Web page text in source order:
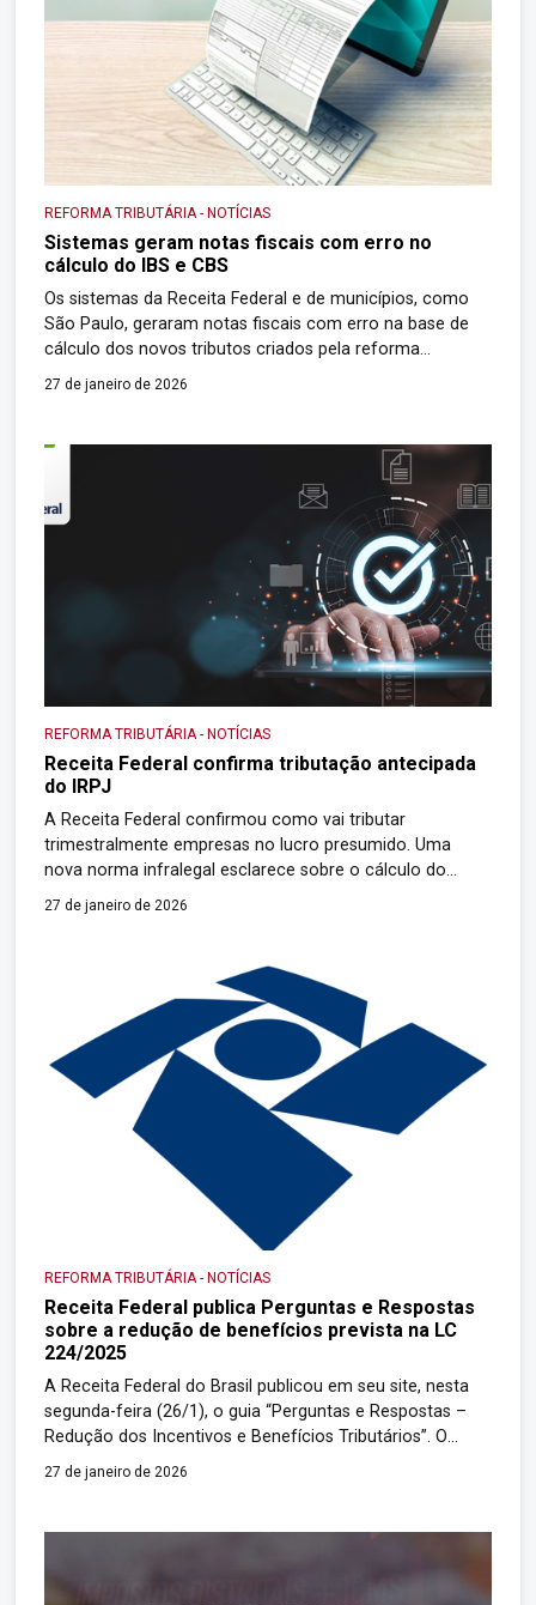
REFORMA TRIBUTÁRIA -NOTÍCIAS
Sistemas geram notas fiscais com erro no
cálculo do IBS e CBS
Os sistemas da Receita Federal e de municípios, como
São Paulo, geraram notas fiscais com erro na base de
cálculo dos novos tributos criados pela reforma
tributária, o Imposto e a Contribuição sobre Bens e
Serviços (IBS e CBS, respectivamente). O problema foi
primeiros dias de janeiro e […]
27 de janeiro de 2026
REFORMA TRIBUTÁRIA-NOTÍCIAS
Receita Federal confirma tributação antecipada
do IRPJ
A Receita Federal confirmou como vai tributar
trimestralmente empresas no lucro presumido. Uma
nova norma infralegal esclarece sobre o cálculo do
adicional de 10% na apuração do IRPJ e da CSLL,
instituído pela Lei Complementar (LC) nº 224, de 2025, a
Na prática, dizem advogados, haverá uma […]
27 de janeiro de 2026
REFORMA TRIBUTÁRIA- NOTÍCIAS
Receita Federal publica Perguntas e Respostas
sobre a redução de benefícios prevista na LC
224/2025
A Receita Federal do Brasil publicou em seu site, nesta
segunda-feira (26/1), o guia “Perguntas e Respostas –
Redução dos Incentivos e Benefícios Tributários”. O
material foi elaborado para oferecer segurança jurídica e
clareza sobre a aplicação da Lei Complementar nº
diversos benefícios fiscais federais. A iniciativa […]
27 de janeiro de 2026